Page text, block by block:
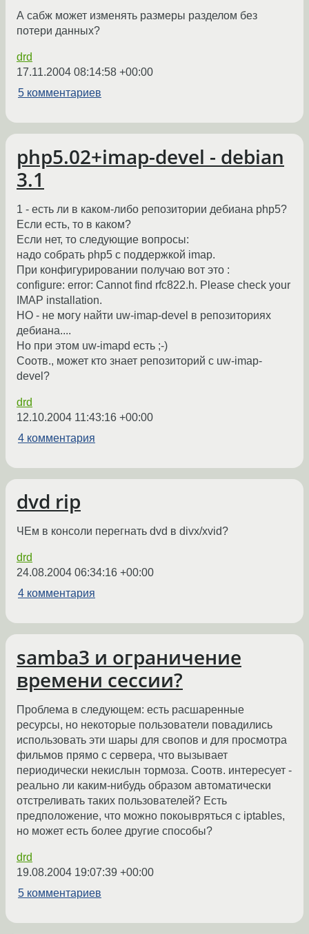
А сабж может изменять размеры разделом без
потери данных?
drd
17.11.2004 08:14:58 +00:00
5 комментариев
php5.02+imap-devel - debian
3.1
1 - есть ли в каком-либо репозитории дебиана php5?
Если есть, то в каком?
Если нет, то следующие вопросы:
надо собрать php5 с поддержкой imap.
При конфигурировании получаю вот это :
configure: error: Cannot find rfc822.h. Please check your
IMAP installation.
НО - не могу найти uw-imap-devel в репозиториях
дебиана....
Но при этом uw-imapd есть ;-)
Соотв., может кто знает репозиторий с uw-imap-
devel?
drd
12.10.2004 11:43:16 +00:00
4 комментария
dvd rip
ЧЕм в консоли перегнать dvd в divx/xvid?
drd
24.08.2004 06:34:16 +00:00
4 комментария
samba3 и ограничение
времени сессии?
Проблема в следующем: есть расшаренные
ресурсы, но некоторые пользователи повадились
использовать эти шары для свопов и для просмотра
фильмов прямо с сервера, что вызывает
периодически некислын тормоза. Соотв. интересует -
реально ли каким-нибудь образом автоматически
отстреливать таких пользователей? Есть
предположение, что можно покоывряться с iptables,
но может есть более другие способы?
drd
19.08.2004 19:07:39 +00:00
5 комментариев